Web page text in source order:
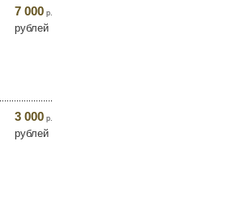
7 000 р.
рублей
3 000 р.
рублей